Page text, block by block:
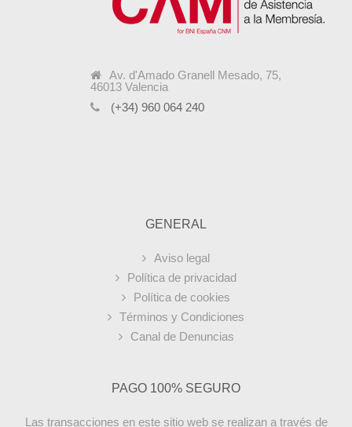
Av. d'Amado Granell Mesado, 75,
46013 Valencia
(+34) 960 064 240
GENERAL
Aviso legal
Política de privacidad
Política de cookies
Términos y Condiciones
Canal de Denuncias
PAGO 100% SEGURO
Las transacciones en este sitio web se realizan a través de